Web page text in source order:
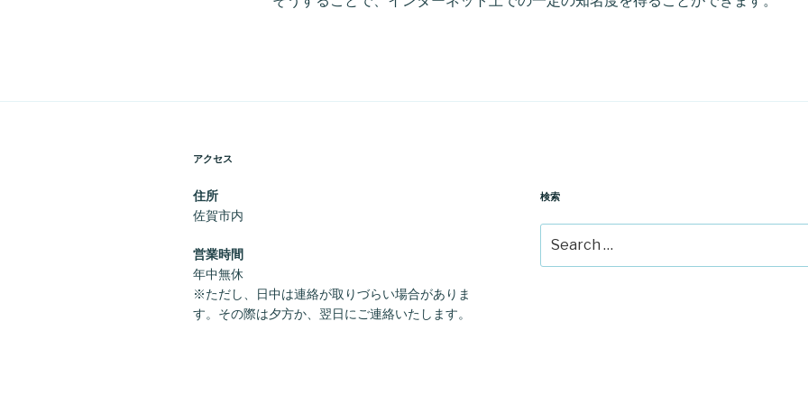
アクセス
住所
佐賀市内
営業時間
年中無休
※ただし、日中は連絡が取りづらい場合がありま
す。その際は夕方か、翌日にご連絡いたします。
検索
for: